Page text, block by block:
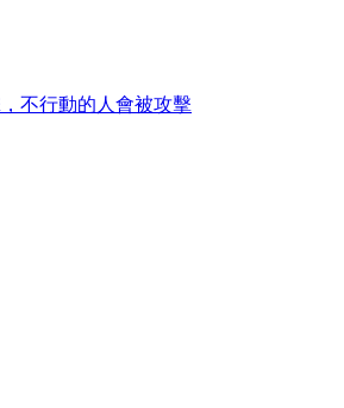
不行動的人會被攻擊